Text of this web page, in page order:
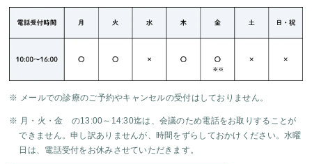
※ メールでの診療のご予約やキャンセルの受付はしておりません。
※ 月・火・金 の13:00～14:30迄は、会議のため電話をお取りすることが
できません。申し訳ありませんが、時間をずらしておかけください。水曜
日は、電話受付をお休みさせていただきます。